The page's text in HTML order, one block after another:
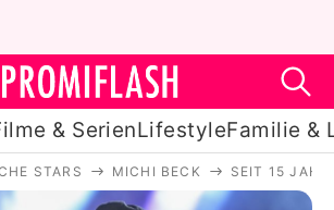
& SerienLifestyleFamilie &
Royals
STARS MICHI BECK SEIT 15